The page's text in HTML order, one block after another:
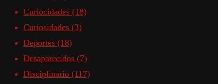
Curiocidades (18)
Curiosidades (3)
Deportes (18)
Desaparecidos (7)
Disciplinario (117)